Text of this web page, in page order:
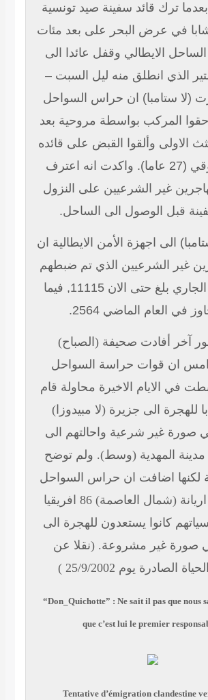
ترك قائد سفينة صيد تونسية
في عرض البحر على بعد مئات
الساحل الايطالي وقفل عائدا الى
الذي انطلق منه ليل السبت –
(لا ستامبا) ان حراس السواحل
لاحقوا المركب بواسطة مروحية بعد
الاولى وألقوا القبض على قائده
ويدعى شوقي (27 عاما). واكدت انه اعترف
غير الشرعيين على النزول
قبل الوصول الى الساحل.
الى اجهزة الأمن الايطالية ان
غير الشرعيين الذي تم ضبطهم
خلال العام الجاري بلغ حتى الان 11115, فيما
في العام الماضي 2564.
آخر أفادت صحيفة (الصباح)
امس ان قوات حراسة السواحل
في الايام الاخيرة محاولة قام
شابا للهجرة الى جزيرة (لا مبيدوزا)
في صورة غير شرعية واحالتهم الى
مدينة المهدية (وسط). ولم توضح
لكنها اضافت ان حراس السواحل
في ضاحية اريانة (شمال العاصمة) 86 افريقيا
كانوا يستعدون للهجرة الى
في صورة غير مشروعة.(نقلا عن
الصادرة يوم 25/9/2002 )
“Don_Quichotte” : Ne sait il pas que nous
que c’est lui le premier
Tentative d’émigration clandestine